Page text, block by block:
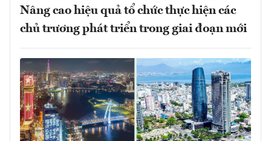
Nâng cao hiệu quả tổ chức thực hiện các
chủ trương phát triển trong giai đoạn mới